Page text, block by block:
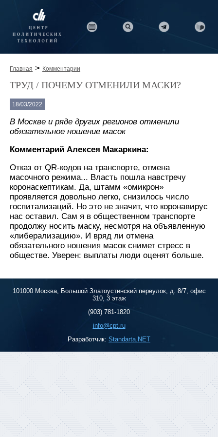
Главная > Комментарии
ТРУД / ПОЧЕМУ ОТМЕНИЛИ МАСКИ?
18/03/2022
В Москве и ряде других регионов отменили
обязательное ношение масок
Комментарий Алексея Макаркина:
Отказ от QR-кодов на транспорте, отмена
масочного режима... Власть пошла навстречу
коронаскептикам. Да, штамм «омикрон»
проявляется довольно легко, снизилось число
госпитализаций. Но это не значит, что коронавирус
нас оставил. Сам я в общественном транспорте
продолжу носить маску, несмотря на объявленную
«либерализацию». И вряд ли отмена
обязательного ношения масок снимет стресс в
обществе. Уверен: выплаты люди оценят больше.
101000 Москва, Большой Златоустинский переулок, д. 8/7, офис
310, 3 этаж
(903) 781-1820
info@cpt.ru
Разработчик: Standarta.NET